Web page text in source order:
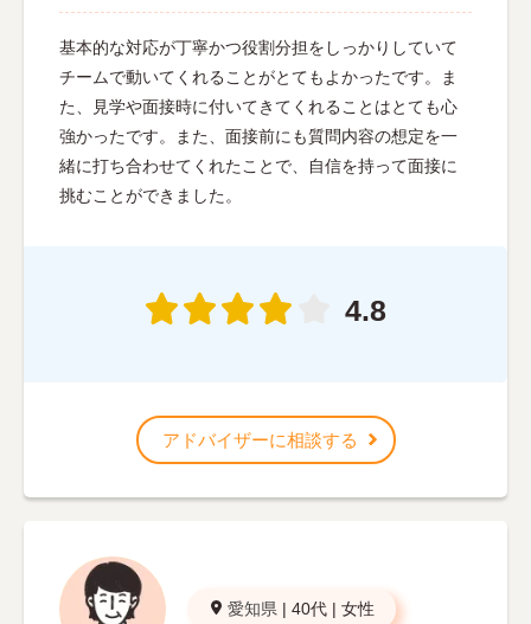
基本的な対応が丁寧かつ役割分担をしっかりしていて
チームで動いてくれることがとてもよかったです。ま
た、見学や面接時に付いてきてくれることはとても心
強かったです。また、面接前にも質問内容の想定を一
緒に打ち合わせてくれたことで、自信を持って面接に
挑むことができました。
4.8
アドバイザーに相談する
愛知県 | 40代 | 女性